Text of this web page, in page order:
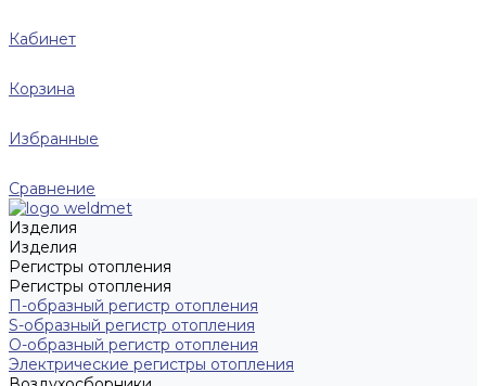
Кабинет
Корзина
Избранные
Сравнение
Изделия
Изделия
Регистры отопления
Регистры отопления
П-образный регистр отопления
S-образный регистр отопления
O-образный регистр отопления
Электрические регистры отопления